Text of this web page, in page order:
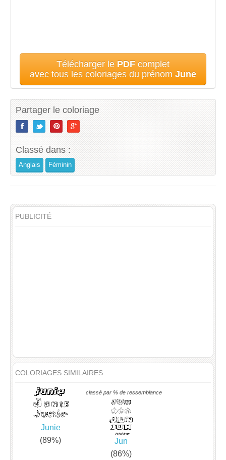
Télécharger le PDF complet
avec tous les coloriages du prénom June
Partager le coloriage
Classé dans :
Anglais Féminin
PUBLICITÉ
COLORIAGES SIMILAIRES
classé par % de ressemblance
Junie
(89%)
Jun
(86%)